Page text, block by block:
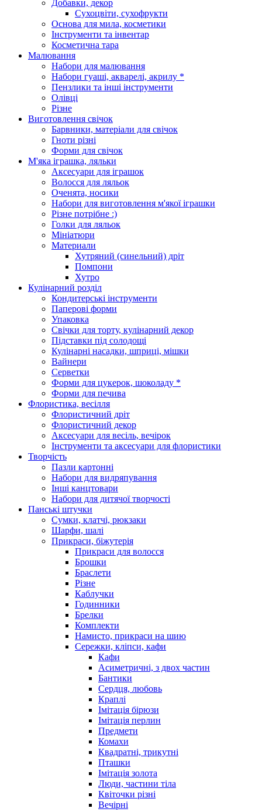
Добавки, декор
Сухоцвіти, сухофрукти
Основа для мила, косметики
Інструменти та інвентар
Косметична тара
Малювання
Набори для малювання
Набори гуаші, акварелі, акрилу *
Пензлики та інші інструменти
Олівці
Різне
Виготовлення свічок
Барвники, матеріали для свічок
Гноти різні
Форми для свічок
М'яка іграшка, ляльки
Аксесуари для іграшок
Волосся для ляльок
Оченята, носики
Набори для виготовлення м'якої іграшки
Різне потрібне :)
Голки для ляльок
Мініатюри
Материали
Хутряний (синельний) дріт
Помпони
Хутро
Кулінарний розділ
Кондитерські інструменти
Паперові форми
Упаковка
Свічки для торту, кулінарний декор
Підставки під солодощі
Кулінарні насадки, шприці, мішки
Вайнери
Серветки
Форми для цукерок, шоколаду *
Форми для печива
Флористика, весілля
Флористичний дріт
Флористичний декор
Аксесуари для весіль, вечірок
Інструменти та аксесуари для флористики
Творчість
Пазли картонні
Набори для видряпування
Інші канцтовари
Набори для дитячої творчості
Панські штучки
Сумки, клатчі, рюкзаки
Шарфи, шалі
Прикраси, біжутерія
Прикраси для волосся
Брошки
Браслети
Різне
Каблучки
Годинники
Брелки
Комплекти
Намисто, прикраси на шию
Сережки, кліпси, кафи
Кафи
Асиметричні, з двох частин
Бантики
Сердця, любовь
Краплі
Імітація бірюзи
Імітація перлин
Предмети
Комахи
Квадратні, трикутні
Пташки
Імітація золота
Люди, частини тіла
Квіточки різні
Вечірні